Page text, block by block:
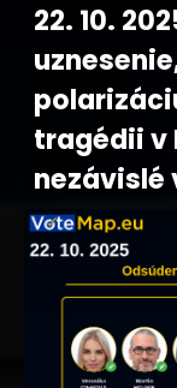
22. 10.
tragédii v
nezávislé